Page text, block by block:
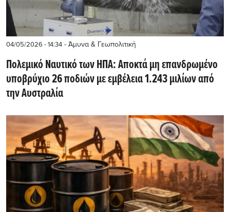
04/05/2026 - 14:34 - Άμυνα & Γεωπολιτική
Πολεμικό Ναυτικό των ΗΠΑ: Αποκτά μη επανδρωμένο
υποβρύχιο 26 ποδιών με εμβέλεια 1.243 μιλίων από
την Αυστραλία